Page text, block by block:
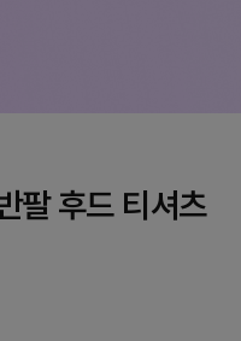
팔 후드 티셔츠